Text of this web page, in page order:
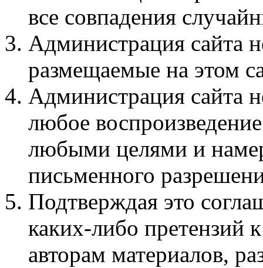
все совпадения
Администрация сайта
размещаемые на этом
Администрация сайта
любое
любыми целями и
письменного
Подтверждая это
каких-либо претензий
авторам материалов,